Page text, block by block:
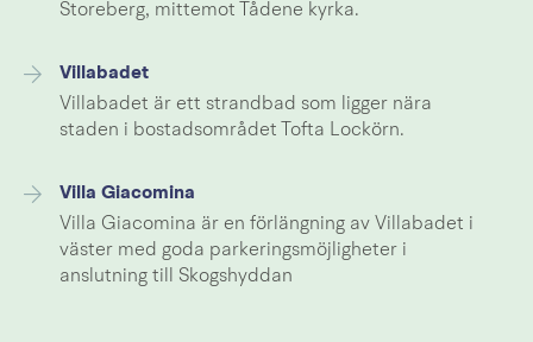
Storeberg, mittemot Tådene kyrka.
Villabadet
Villabadet är ett strandbad som ligger nära
staden i bostadsområdet Tofta Lockörn.
Villa Giacomina
Villa Giacomina är en förlängning av Villabadet i
väster med goda parkeringsmöjligheter i
anslutning till Skogshyddan